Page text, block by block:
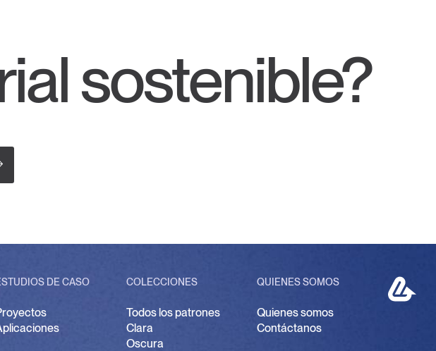
sostenible?
DE CASO COLECCIONES
Todos los patrones
Clara
Oscura
QUIENES SOMOS
Quienes somos
Contáctanos